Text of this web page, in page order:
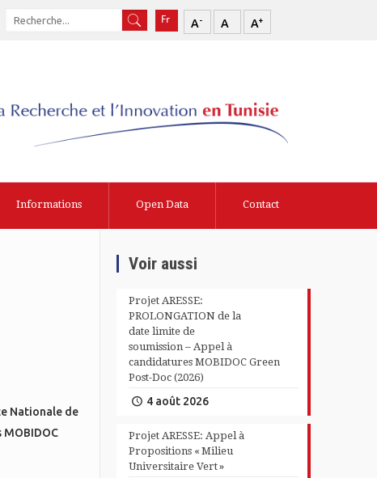
A- A A+
Informations Open Data Contact
Nationale de
Voir aussi
Projet ARESSE:
PROLONGATION de la
date limite de
soumission – Appel à
candidatures MOBIDOC Green
Post-Doc (2026)
4 août 2026
Projet ARESSE: Appel à
Propositions « Milieu
Universitaire Vert »